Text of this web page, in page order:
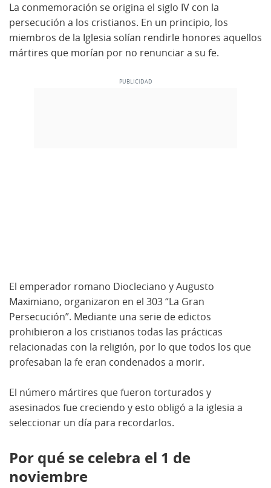
La conmemoración se origina el siglo IV con la
persecución a los cristianos. En un principio, los
miembros de la Iglesia solían rendirle honores aquellos
mártires que morían por no renunciar a su fe.
El emperador romano Diocleciano y Augusto
Maximiano, organizaron en el 303 “La Gran
Persecución”. Mediante una serie de edictos
prohibieron a los cristianos todas las prácticas
relacionadas con la religión, por lo que todos los que
profesaban la fe eran condenados a morir.
El número mártires que fueron torturados y
asesinados fue creciendo y esto obligó a la iglesia a
seleccionar un día para recordarlos.
Por qué se celebra el 1 de
noviembre